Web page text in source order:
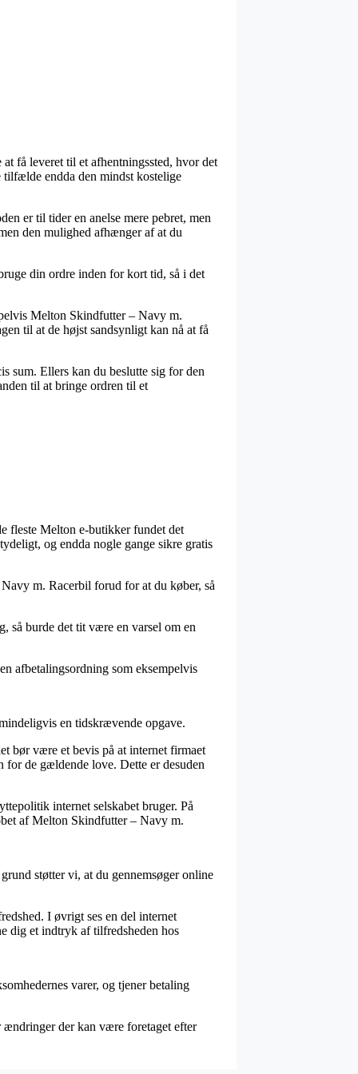
få leveret til et afhentningssted, hvor det
endda den mindst kostelige
er til tider en anelse mere pebret, men
den mulighed afhænger af at du
din ordre inden for kort tid, så i det
Melton Skindfutter – Navy m.
til at de højst sandsynligt kan nå at få
sum. Ellers kan du beslutte sig for den
til at bringe ordren til et
fleste Melton e-butikker fundet det
og endda nogle gange sikre gratis
m. Racerbil forud for at du køber, så
så burde det tit være en varsel om en
afbetalingsordning som eksempelvis
en tidskrævende opgave.
bør være et bevis på at internet firmaet
for de gældende love. Dette er desuden
internet selskabet bruger. På
af Melton Skindfutter – Navy m.
støtter vi, at du gennemsøger online
I øvrigt ses en del internet
dig et indtryk af tilfredsheden hos
varer, og tjener betaling
ændringer der kan være foretaget efter